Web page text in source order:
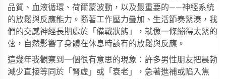
品質、血液循環、荷爾蒙波動，以及最重要的——神經系統
的放鬆與反應能力。隨著工作壓力疊加、生活節奏緊湊，我
們的交感神經長期處於「備戰狀態」，就像一條繃得太緊的
弦，自然影響了身體在休息時該有的放鬆與反應。
這幾年我觀察到一個很有意思的現象：許多男性朋友把晨勃
減少直接等同於「腎虛」或「衰老」，急著進補或陷入焦